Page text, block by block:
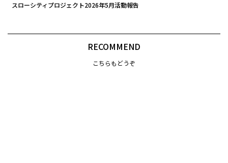
スローシティプロジェクト2026年5月活動報告
RECOMMEND
こちらもどうぞ